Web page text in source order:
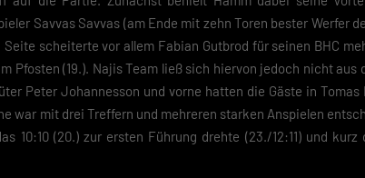
Savvas Savvas (am Ende mit zehn Toren bester Werfer
Seite scheiterte vor allem Fabian Gutbrod für seinen BHC
Pfosten (19.). Najis Team ließ sich hiervon jedoch nicht
Peter Johannesson und vorne hatten die Gäste in
war mit drei Treffern und mehreren starken Anspielen
10:10 (20.) zur ersten Führung drehte (23./12:11) und kurz